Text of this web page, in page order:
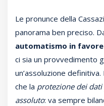
Le pronunce della
panorama ben preciso.
automatismo in favore
ci sia un provvedimento
un’assoluzione
che la protezione dei
assoluto: va sempre